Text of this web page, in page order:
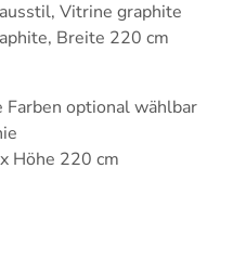
Vitrine graphite
Breite 220 cm
Farben optional wählbar
Höhe 220 cm